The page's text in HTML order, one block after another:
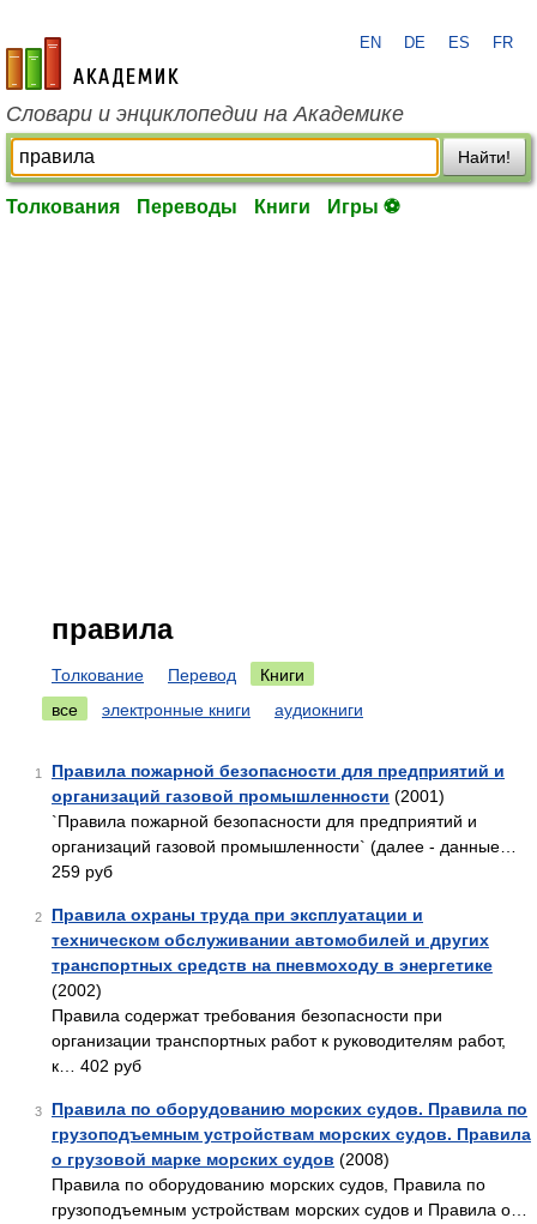
academic.ru
EN DE ES FR
Словари и энциклопедии на Академике
Найти!
Толкования Переводы Книги Игры ⚽
правила
Толкование Перевод
Книги
все
электронные книги аудиокниги
1
Правила пожарной безопасности для предприятий и
организаций газовой промышленности (2001)
`Правила пожарной безопасности для предприятий и
организаций газовой промышленности` (далее - данные…
259 руб
2
Правила охраны труда при эксплуатации и
техническом обслуживании автомобилей и других
транспортных средств на пневмоходу в энергетике
(2002)
Правила содержат требования безопасности при
организации транспортных работ к руководителям работ,
к… 402 руб
3
Правила по оборудованию морских судов. Правила по
грузоподъемным устройствам морских судов. Правила
о грузовой марке морских судов (2008)
Правила по оборудованию морских судов, Правила по
грузоподъемным устройствам морских судов и Правила о…